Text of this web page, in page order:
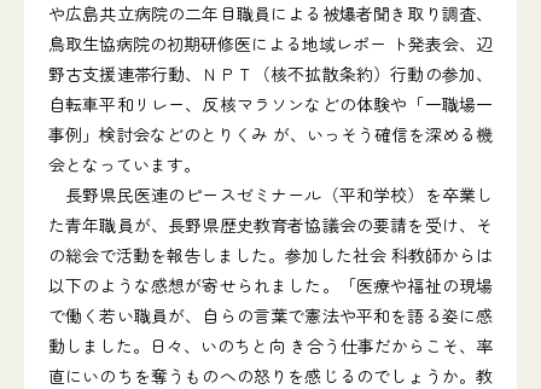
や広島共立病院の二年目職員による被爆者聞き取り調査、
鳥取生協病院の初期研修医による地域レポー ト発表会、辺
野古支援連帯行動、ＮＰＴ（核不拡散条約）行動の参加、
自転車平和リレー、反核マラソンなどの体験や「一職場一
事例」検討会などのとりくみ が、いっそう確信を深める機
会となっています。
長野県民医連のピースゼミナール（平和学校）を卒業し
た青年職員が、長野県歴史教育者協議会の要請を受け、そ
の総会で活動を報告しました。参加した社会 科教師からは
以下のような感想が寄せられました。「医療や福祉の現場
で働く若い職員が、自らの言葉で憲法や平和を語る姿に感
動しました。日々、いのちと向 き合う仕事だからこそ、率
直にいのちを奪うものへの怒りを感じるのでしょうか。教